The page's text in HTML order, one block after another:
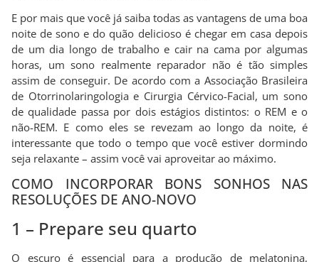
E por mais que você já saiba todas as vantagens de uma boa
noite de sono e do quão delicioso é chegar em casa depois
de um dia longo de trabalho e cair na cama por algumas
horas, um sono realmente reparador não é tão simples
assim de conseguir. De acordo com a Associação Brasileira
de Otorrinolaringologia e Cirurgia Cérvico-Facial, um sono
de qualidade passa por dois estágios distintos: o REM e o
não-REM. E como eles se revezam ao longo da noite, é
interessante que todo o tempo que você estiver dormindo
seja relaxante – assim você vai aproveitar ao máximo.
COMO INCORPORAR BONS SONHOS NAS
RESOLUÇÕES DE ANO-NOVO
1 – Prepare seu quarto
O escuro é essencial para a produção de melatonina,